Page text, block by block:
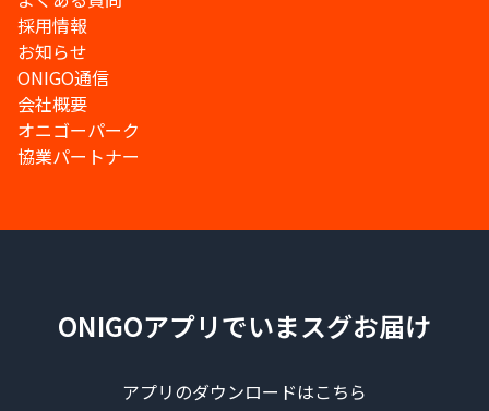
採用情報
お知らせ
ONIGO通信
会社概要
オニゴーパーク
協業パートナー
ONIGOアプリでいまスグお届け
アプリのダウンロードはこちら